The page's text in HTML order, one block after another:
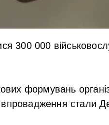
300 000
формувань
стали